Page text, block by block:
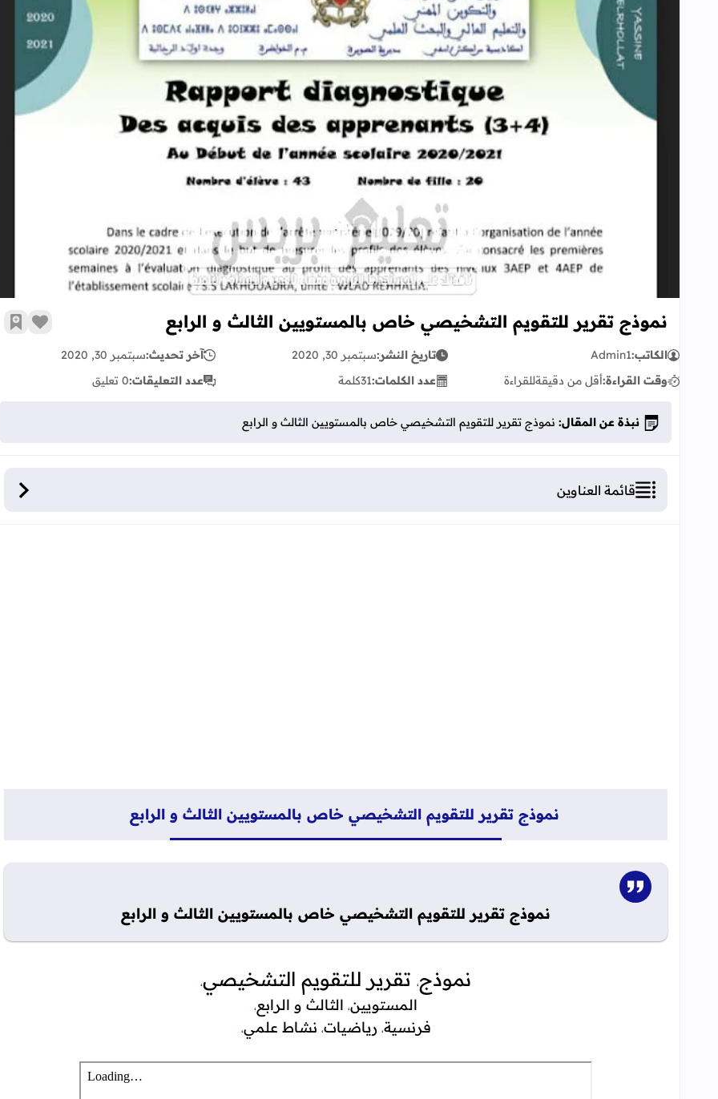
نموذج تقرير للتقويم التشخيصي خاص بالمستويين الثالث و الرابع
نموذج تقرير للتقويم التشخيصي خاص بالمستويين الثالث و الرابع زر
الكاتب:Admin1 تاريخ النشر:سبتمبر 30, 2020 آخر تحديث:سبتمبر 30, 2020
وقت القراءة:أقل من دقيقةللقراءة عدد الكلمات:31كلمة عدد التعليقات:0 تعليق
نبذة عن المقال: نموذج تقرير للتقويم التشخيصي خاص بالمستويين الثالث و الرابع
قائمة العناوين
نموذج تقرير للتقويم التشخيصي خاص بالمستويين الثالث و الرابع
نموذج تقرير للتقويم التشخيصي خاص بالمستويين الثالث و الرابع
نموذج، تقرير للتقويم التشخيصي،
المستويين، الثالث و الرابع ،
فرنسية، رياضيات، نشاط علمي،